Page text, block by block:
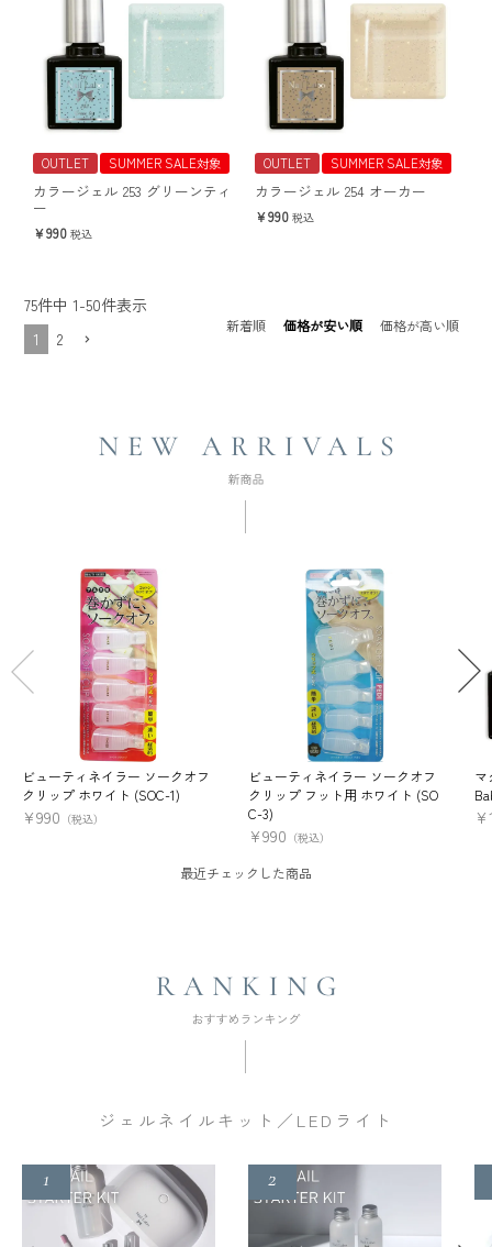
OUTLET SUMMER SALE対象
カラージェル 253 グリーンティ
ー
990 税込
OUTLET SUMMER SALE対象
カラージェル 254 オーカー
990 税込
新着順 価格が安い順 価格が高い順
75件中 1-50件表示
1
2
ビューティネイラー ソークオフ
クリップ ホワイト (SOC-1)
¥990 （税込）
ビューティネイラー ソークオフ
クリップ フット用 ホワイト (SO
C-3)
¥990 （税込）
マ
¥
最近チェックした商品
ジェルネイルキット／LEDライト